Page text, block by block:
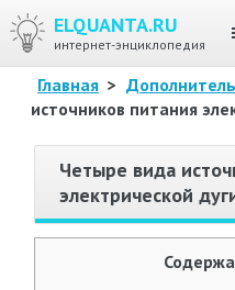
ELQUANTA.RU
интернет-энциклопедия
Главная >
источников питания
Четыре вида
электрической